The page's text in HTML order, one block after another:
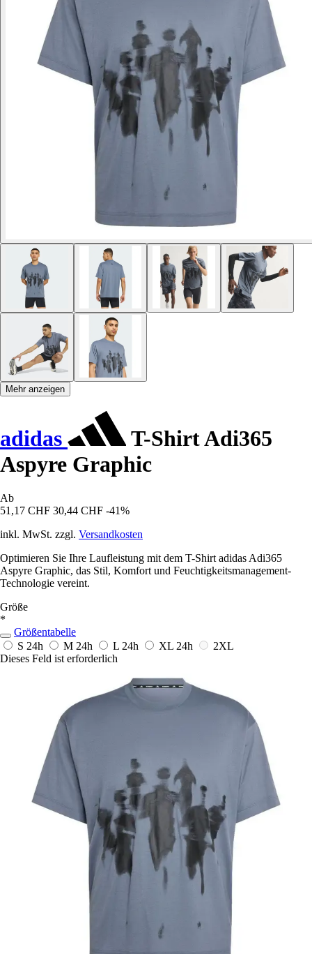
Mehr anzeigen
adidas
T-Shirt Adi365
Aspyre Graphic
Ab
51,17 CHF 30,44 CHF -41%
inkl. MwSt. zzgl. Versandkosten
Optimieren Sie Ihre Laufleistung mit dem T-Shirt adidas Adi365
Aspyre Graphic, das Stil, Komfort und Feuchtigkeitsmanagement-
Technologie vereint.
Größe
*
Größentabelle
S 24h M 24h L 24h XL 24h
2XL
Dieses Feld ist erforderlich